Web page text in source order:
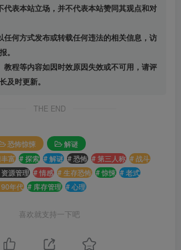
代表本站立场，并不代表本站赞同其观点和对
任何方式发布或转载任何违法的相关信息，访
。
教程等内容如因时效原因失效或不可用，请评
及时更新。
THE END
恐怖惊悚
解谜
富 # 探索 # 解谜 # 恐怖 # 第三人称 # 战斗
源管理 # 情感 # 生存恐怖 # 惊悚 # 老式
年代 # 库存管理 # 心理
喜欢就支持一下吧